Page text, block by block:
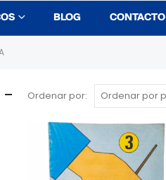
BLOG CONTACTO
Ordenar por: